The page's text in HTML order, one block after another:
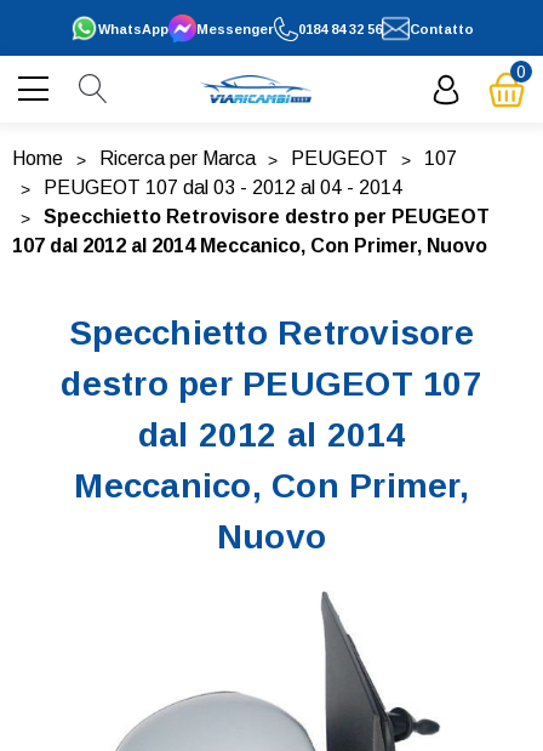
0184 84 32 56
WhatsApp Contatto
Messenger
0
Home Ricerca per Marca PEUGEOT
107
PEUGEOT 107 dal 03 - 2012 al 04 - 2014
Specchietto Retrovisore destro per PEUGEOT
107 dal 2012 al 2014 Meccanico, Con Primer, Nuovo
Specchietto Retrovisore
destro per PEUGEOT 107
dal 2012 al 2014
Meccanico, Con Primer,
Nuovo